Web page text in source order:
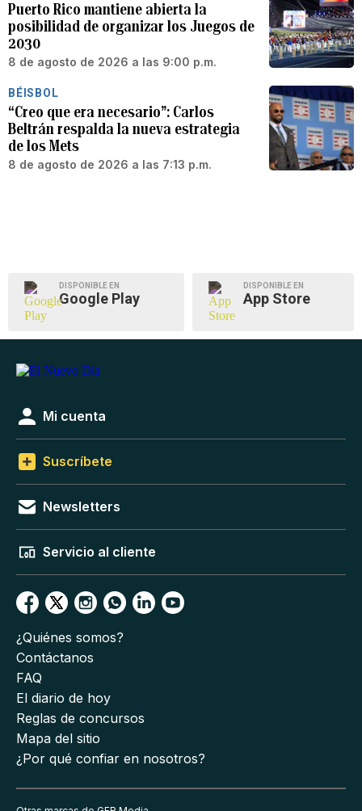
Puerto Rico mantiene abierta la
posibilidad de organizar los Juegos de
2030
8 de agosto de 2026 a las 9:00 p.m.
BÉISBOL
“Creo que era necesario”: Carlos
Beltrán respalda la nueva estrategia
de los Mets
8 de agosto de 2026 a las 7:13 p.m.
DISPONIBLE EN
Google Play
DISPONIBLE EN
App Store
Mi cuenta
Suscríbete
Newsletters
Servicio al cliente
¿Quiénes somos?
Contáctanos
FAQ
El diario de hoy
Reglas de concursos
Mapa del sitio
¿Por qué confiar en nosotros?